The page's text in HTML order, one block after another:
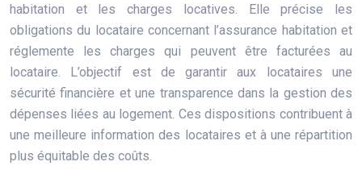
habitation et les charges locatives. Elle précise les
obligations du locataire concernant l’assurance habitation et
réglemente les charges qui peuvent être facturées au
locataire. L’objectif est de garantir aux locataires une
sécurité financière et une transparence dans la gestion des
dépenses liées au logement. Ces dispositions contribuent à
une meilleure information des locataires et à une répartition
plus équitable des coûts.